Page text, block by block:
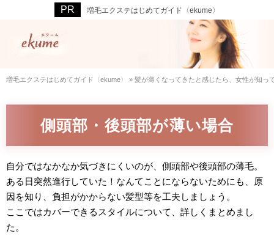
増毛エクステはじめてガイド〈ekume〉
増毛エクステはじめてガイド〈ekume〉 » 髪が薄くなってきたと感じたら、女性が知っ
側頭部・後頭部が薄い場合
自分ではなかなか気づきにくいのが、側頭部や後頭部の薄毛。
ある日突然進行していた！なんてことにならないためにも、原
因を知り、負担がかからない髪型等を工夫しましょう。
ここではカバーできるスタイルについて、詳しくまとめまし
た。